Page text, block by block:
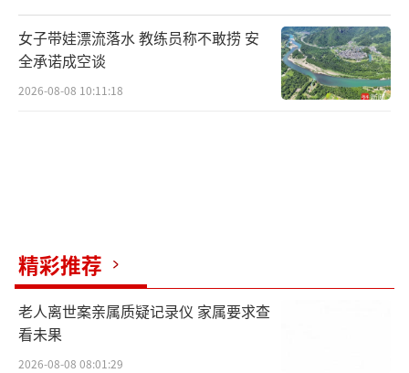
女子带娃漂流落水 教练员称不敢捞 安
全承诺成空谈
2026-08-08 10:11:18
精彩推荐
老人离世案亲属质疑记录仪 家属要求查
看未果
2026-08-08 08:01:29